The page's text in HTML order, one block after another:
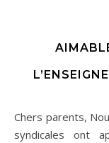
Chers parents, Nous vous rappelons que les organisations
syndicales ont